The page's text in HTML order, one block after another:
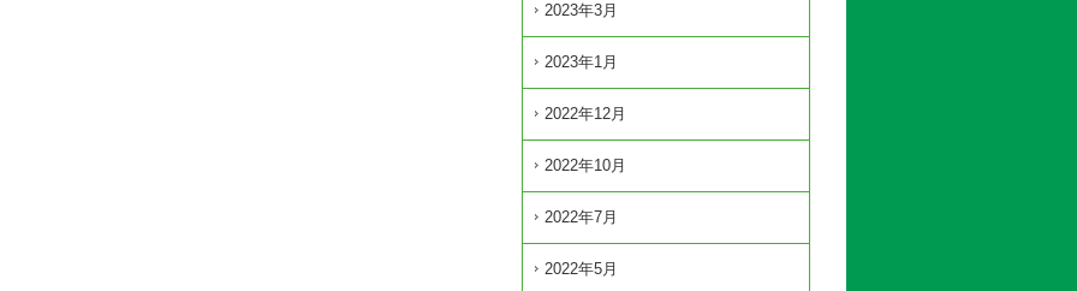
2023年3月
2023年1月
2022年12月
2022年10月
2022年7月
2022年5月